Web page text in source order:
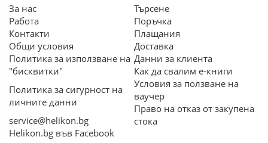
За нас
Работа
Контакти
Общи условия
Политика за използване на
"бисквитки"
Политика за сигурност на
личните данни
service@helikon.bg
Helikon.bg във Facebook
Търсене
Поръчка
Плащания
Доставка
Данни за клиента
Как да свалим е-книги
Условия за ползване на
ваучер
Право на отказ от закупена
стока